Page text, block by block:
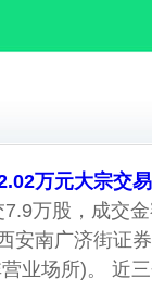
万元大宗交易
万股，成交
安南广济街证
业场所)。 近